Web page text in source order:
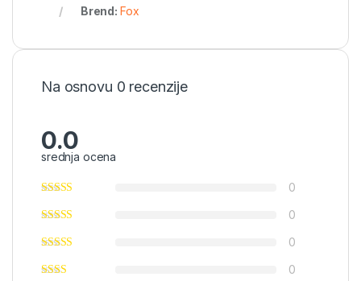
Brend: Fox
Na osnovu 0 recenzije
0.0
srednja ocena
0
0
0
0